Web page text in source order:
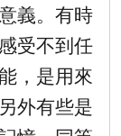
義。有時
受不到任
，是用來
外有些是